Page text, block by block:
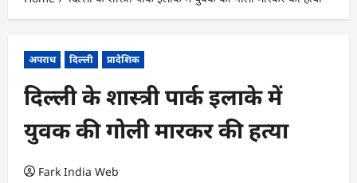
अपराध दिल्ली प्रादेशिक
दिल्ली के शास्त्री पार्क इलाके में
युवक की गोली मारकर की हत्या
Fark India Web